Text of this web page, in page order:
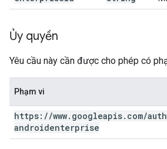
Ủy quyền
Yêu cầu này cần được cho phép có
Phạm vi
https: //www. googleapis. com/auth
androidenterprise